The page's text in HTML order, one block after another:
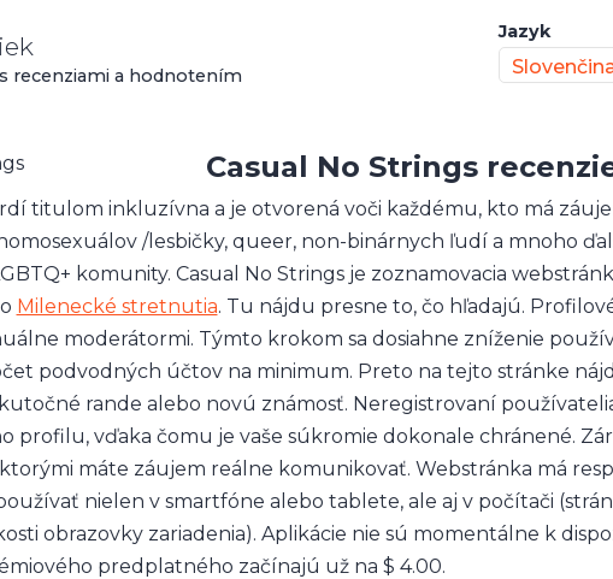
recenziami a hodnotením
Jazyk
Casual No Strings
titulom inkluzívna a je otvorená voči každému, kto má
/lesbičky, queer, non-binárnych ľudí a mnoho
komunity. Casual No Strings je zoznamovacia
Milenecké stretnutia. Tu nájdu presne to, čo hľadajú.
moderátormi. Týmto krokom sa dosiahne zníženie
podvodných účtov na minimum. Preto na tejto stránke
rande alebo novú známosť. Neregistrovaní
profilu, vďaka čomu je vaše súkromie dokonale chránené.
ktorými máte záujem reálne komunikovať. Webstránka má
nielen v smartfóne alebo tablete, ale aj v počítači
obrazovky zariadenia). Aplikácie nie sú momentálne k
predplatného začínajú už na $ 4.00.